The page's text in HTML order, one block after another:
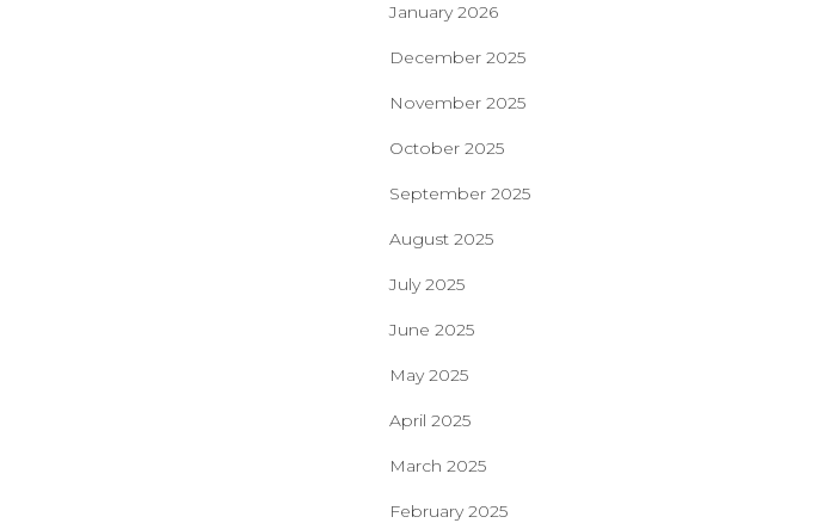
January 2026
December 2025
November 2025
October 2025
September 2025
August 2025
July 2025
June 2025
May 2025
April 2025
March 2025
February 2025